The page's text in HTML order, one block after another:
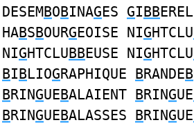
DESEMBOBINAGES GIBB
HABSBOURGEOISE NIGHTCLU
NIGHTCLUBBEUSE NIGHTCLU
BIBLIOGRAPHIQUE BRANDEB
BRINGUEBALAIENT BRINGUE
BRINGUEBALASSES BRINGUE